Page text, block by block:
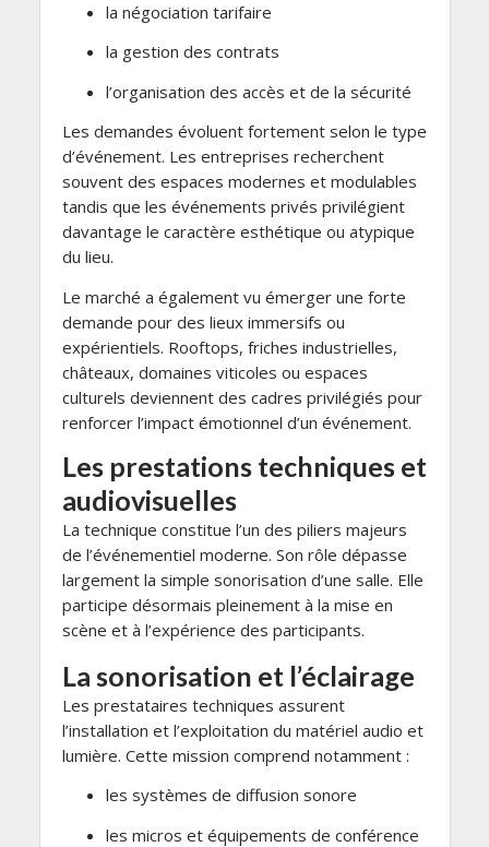
la négociation tarifaire
la gestion des contrats
l’organisation des accès et de la sécurité
Les demandes évoluent fortement selon le type
d’événement. Les entreprises recherchent
souvent des espaces modernes et modulables
tandis que les événements privés privilégient
davantage le caractère esthétique ou atypique
du lieu.
Le marché a également vu émerger une forte
demande pour des lieux immersifs ou
expérientiels. Rooftops, friches industrielles,
châteaux, domaines viticoles ou espaces
culturels deviennent des cadres privilégiés pour
renforcer l’impact émotionnel d’un événement.
Les prestations techniques et
audiovisuelles
La technique constitue l’un des piliers majeurs
de l’événementiel moderne. Son rôle dépasse
largement la simple sonorisation d’une salle. Elle
participe désormais pleinement à la mise en
scène et à l’expérience des participants.
La sonorisation et l’éclairage
Les prestataires techniques assurent
l’installation et l’exploitation du matériel audio et
lumière. Cette mission comprend notamment :
les systèmes de diffusion sonore
les micros et équipements de conférence